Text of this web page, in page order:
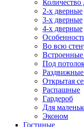
Количество
2-х дверные
3-х дверные
4-х дверные
Во всю
Под
Открытая
Распашные
Гардероб
Для
Эконом
Гостиные